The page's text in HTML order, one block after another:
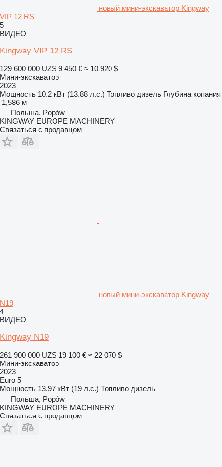
новый мини-экскаватор Kingway
VIP 12 RS
5
ВИДЕО
Kingway VIP 12 RS
129 600 000 UZS 9 450 € ≈ 10 920 $
Мини-экскаватор
2023
Мощность 10.2 кВт (13.88 л.с.) Топливо дизель Глубина копания
1,586 м
Польша, Popów
KINGWAY EUROPE MACHINERY
Связаться с продавцом
новый мини-экскаватор Kingway
N19
4
ВИДЕО
Kingway N19
261 900 000 UZS 19 100 € ≈ 22 070 $
Мини-экскаватор
2023
Euro 5
Мощность 13.97 кВт (19 л.с.) Топливо дизель
Польша, Popów
KINGWAY EUROPE MACHINERY
Связаться с продавцом